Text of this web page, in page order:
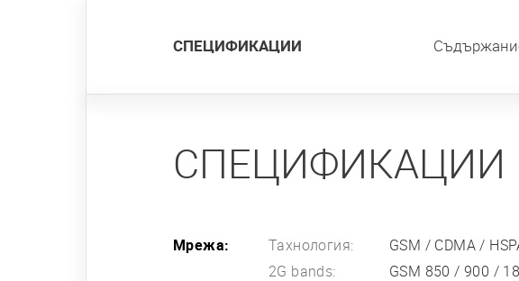
СПЕЦИФИКАЦИИ
СПЕЦИФИКАЦИИ
Мрежа: Тахнология:
GSM / CDMA /
2G bands:
GSM 850 / 900 /